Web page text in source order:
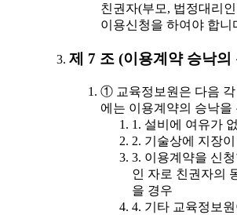
친권자(부모, 법정대리
이용신청을 하여야 합니
제 7 조 (이용계약 승낙의
① 교육정보원은 다음
에는 이용계약의 승낙을
1. 설비에 여유가
2. 기술상에 지장
3. 이용계약을 신
인 자로 친권자의
을 경우
4. 기타 교육정보